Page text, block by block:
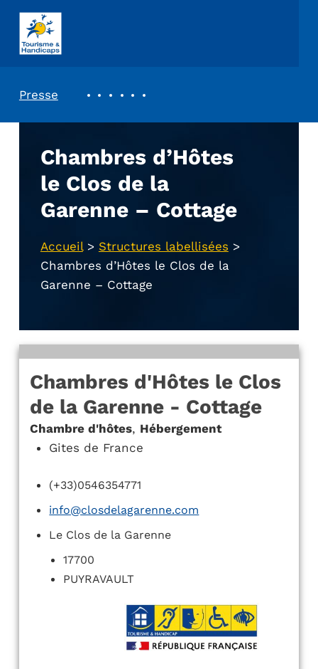
ASSOCIATION TOURISME ET HANDICAPS
Presse
Chambres d’Hôtes
le Clos de la
Garenne – Cottage
Accueil> Structures labellisées >
Chambres d’Hôtes le Clos de la
Garenne – Cottage
Chambres d'Hôtes le Clos
de la Garenne - Cottage
Chambre d'hôtes, Hébergement
Gites de France
(+33)0546354771
info@closdelagarenne.com
Le Clos de la Garenne
17700
PUYRAVAULT